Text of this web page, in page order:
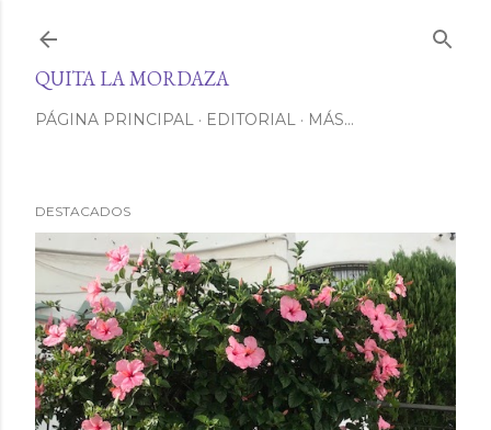
QUITA LA MORDAZA
PÁGINA PRINCIPAL EDITORIAL MÁS…
DESTACADOS